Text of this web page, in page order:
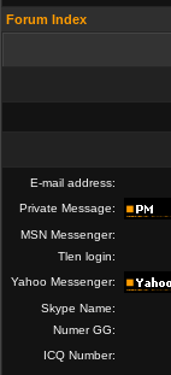
Forum Index
E-mail address:
Private Message:
MSN Messenger:
Tlen login:
Yahoo Messenger:
Skype Name:
Numer GG:
ICQ Number: